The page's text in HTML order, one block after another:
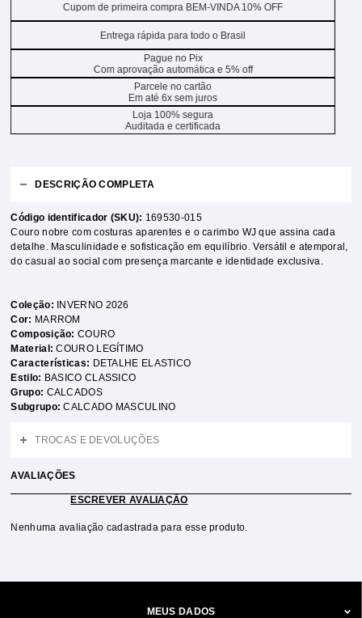
Cupom de primeira compra BEM-VINDA 10% OFF
Entrega rápida para todo o Brasil
Pague no Pix
Com aprovação automática e 5% off
Parcele no cartão
Em até 6x sem juros
Loja 100% segura
Auditada e certificada
DESCRIÇÃO COMPLETA
Código identificador (SKU): 169530-015
Couro nobre com costuras aparentes e o carimbo WJ que assina cada
detalhe. Masculinidade e sofisticação em equilíbrio. Versátil e atemporal,
do casual ao social com presença marcante e identidade exclusiva.
Coleção:
INVERNO 2026
Cor: MARROM
Composição:COURO
Material:COURO LEGÍTIMO
Características: DETALHE ELASTICO
Estilo: BASICO CLASSICO
Grupo: CALCADOS
Subgrupo:CALCADO MASCULINO
TROCAS E DEVOLUÇÕES
AVALIAÇÕES
ESCREVER AVALIAÇÃO
Nenhuma avaliação cadastrada para esse produto.
MEUS DADOS